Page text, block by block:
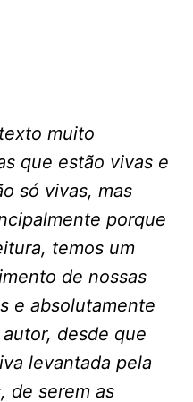
muito
que estão vivas e
só vivas, mas
porque
temos um
de nossas
e absolutamente
desde que
levantada pela
de serem as